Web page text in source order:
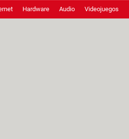
Hardware Audio Videojuegos